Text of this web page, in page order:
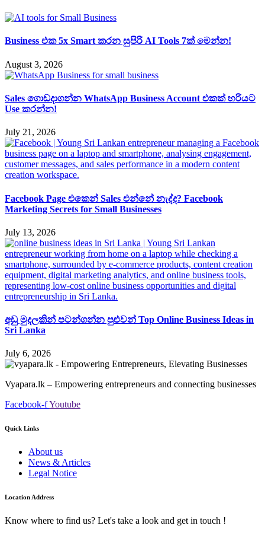
Business එක 5x Smart කරන සුපිරි AI Tools 7ක් මෙන්න!
August 3, 2026
Sales ගොඩදාගන්න WhatsApp Business Account එකක් හරියට
Use කරන්න!
July 21, 2026
Facebook Page එකෙන් Sales එන්නේ නැද්ද? Facebook
Marketing Secrets for Small Businesses
July 13, 2026
අඩු මුදලකින් පටන්ගන්න පුළුවන් Top Online Business Ideas in
Sri Lanka
July 6, 2026
Vyapara.lk – Empowering entrepreneurs and connecting businesses
Facebook-fYoutube
Quick Links
About us
News & Articles
Legal Notice
Location Address
Know where to find us? Let's take a look and get in touch !